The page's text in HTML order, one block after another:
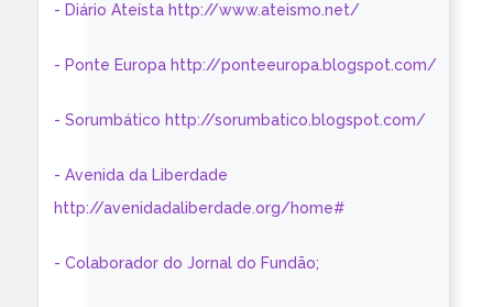
- Diário Ateísta http://www.ateismo.net/
- Ponte Europa http://ponteeuropa.blogspot.com/
- Sorumbático http://sorumbatico.blogspot.com/
- Avenida da Liberdade
http://avenidadaliberdade.org/home#
- Colaborador do Jornal do Fundão;